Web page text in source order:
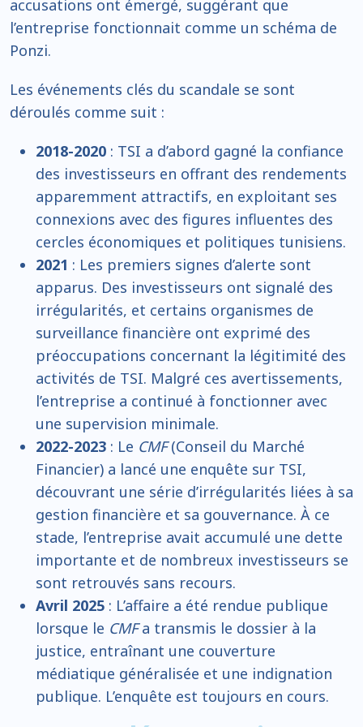
accusations ont émergé, suggérant que
l’entreprise fonctionnait comme un schéma de
Ponzi.
Les événements clés du scandale se sont
déroulés comme suit :
2018-2020 : TSI a d’abord gagné la confiance
des investisseurs en offrant des rendements
apparemment attractifs, en exploitant ses
connexions avec des figures influentes des
cercles économiques et politiques tunisiens.
2021 : Les premiers signes d’alerte sont
apparus. Des investisseurs ont signalé des
irrégularités, et certains organismes de
surveillance financière ont exprimé des
préoccupations concernant la légitimité des
activités de TSI. Malgré ces avertissements,
l’entreprise a continué à fonctionner avec
une supervision minimale.
2022-2023 : Le CMF(Conseil du Marché
Financier) a lancé une enquête sur TSI,
découvrant une série d’irrégularités liées à sa
gestion financière et sa gouvernance. À ce
stade, l’entreprise avait accumulé une dette
importante et de nombreux investisseurs se
sont retrouvés sans recours.
Avril 2025 : L’affaire a été rendue publique
lorsque le CMFa transmis le dossier à la
justice, entraînant une couverture
médiatique généralisée et une indignation
publique. L’enquête est toujours en cours.